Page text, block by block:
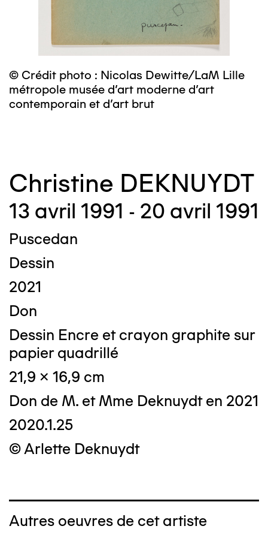
© Crédit photo : Nicolas Dewitte/LaM Lille
métropole musée d’art moderne d’art
contemporain et d’art brut
Christine DEKNUYDT
13 avril 1991 - 20 avril 1991
Puscedan
Dessin
2021
Don
Dessin Encre et crayon graphite sur
papier quadrillé
21,9 x 16,9 cm
Don de M. et Mme Deknuydt en 2021
2020.1.25
© Arlette Deknuydt
Autres oeuvres de cet artiste